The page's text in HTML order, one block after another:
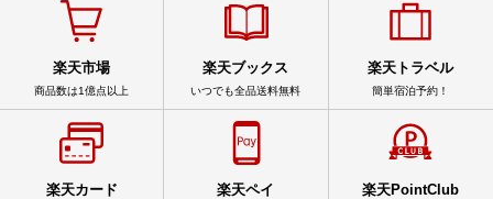
楽天市場
商品数は1億点以上
楽天ブックス
いつでも全品送料無料
楽天トラベル
簡単宿泊予約！
楽天カード 楽天ペイ 楽天PointClub